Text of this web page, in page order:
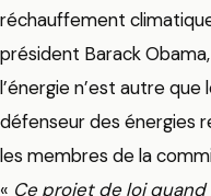
réchauffement
président Barack
l’énergie n’est autre
défenseur des énergies
les membres de la
« Ce projet de loi